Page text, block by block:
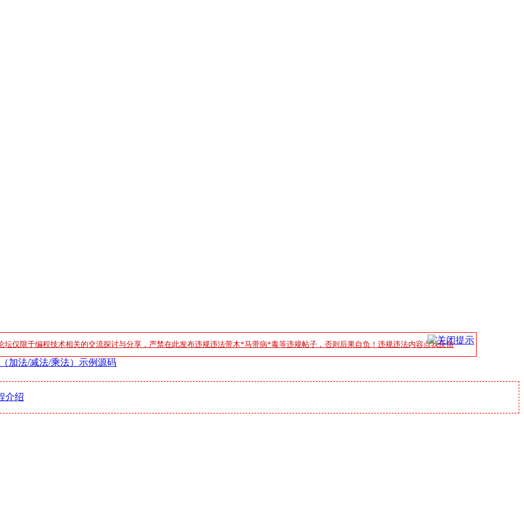
仅限于编程技术相关的交流探讨与分享，严禁在此发布违规违法带木*马带病*毒等违规帖子，否则后果自负！违规违法内容点我反馈
加法/减法/乘法）示例源码
介绍